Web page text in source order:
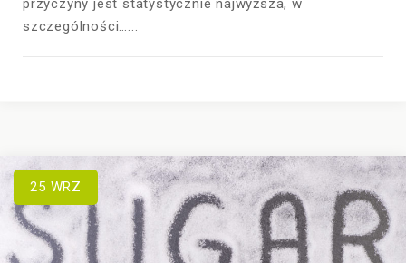
przyczyny jest statystycznie najwyższa, w
szczególności…...
25 WRZ